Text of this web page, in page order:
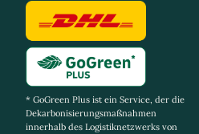
* GoGreen Plus ist ein Service, der die
Dekarbonisierungsmaßnahmen
innerhalb des Logistiknetzwerks von